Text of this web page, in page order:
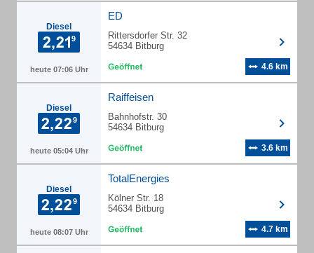
Diesel
heute 07:06 Uhr
ED
Rittersdorfer Str. 32
54634 Bitburg
4.6 km
Diesel
heute 05:04 Uhr
Raiffeisen
Bahnhofstr. 30
54634 Bitburg
3.6 km
Diesel
heute 08:07 Uhr
TotalEnergies
Kölner Str. 18
54634 Bitburg
4.7 km